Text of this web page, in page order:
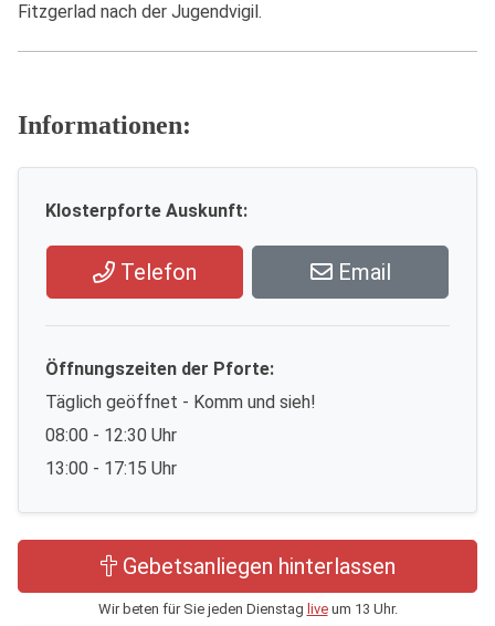
Fitzgerlad nach der Jugendvigil.
Informationen:
Klosterpforte Auskunft:
Telefon Email
Öffnungszeiten der Pforte:
Täglich geöffnet - Komm und sieh!
08:00 - 12:30 Uhr
13:00 - 17:15 Uhr
Gebetsanliegen hinterlassen
Wir beten für Sie jeden Dienstag liveum 13 Uhr.